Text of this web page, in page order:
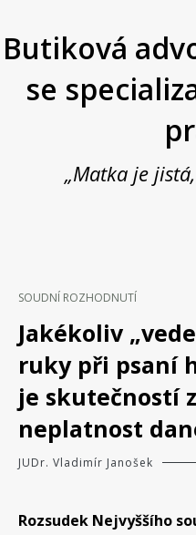
obsah
Butiková
se
„Matka je
SOUDNÍ ROZHODNUTÍ
Jakékoliv
ruky při psaní
je skutečností
neplatnost
JUDr. Vladimír Janošek
Rozsudek Nejvyššího